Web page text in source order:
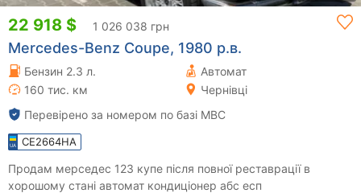
22 918 $ 1 026 038 грн
Mercedes-Benz Coupe, 1980 р.в.
Бензин 2.3 л.
Автомат
160 тис. км
Чернівці
Перевірено за номером по базі МВС
CE2664HA
Продам мерседес 123 купе після повної реставрації в
хорошому стані автомат кондиціонер абс есп